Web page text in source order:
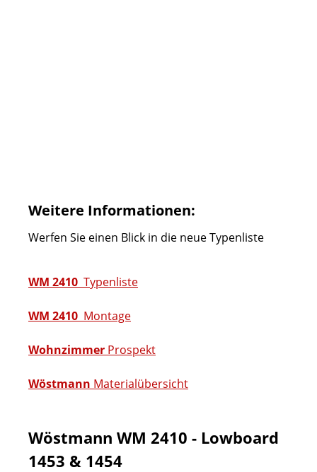
Weitere Informationen:
Werfen Sie einen Blick in die neue Typenliste
WM 2410 Typenliste
WM 2410 Montage
Wohnzimmer Prospekt
Wöstmann Materialübersicht
Wöstmann WM 2410 - Lowboard
1453 & 1454